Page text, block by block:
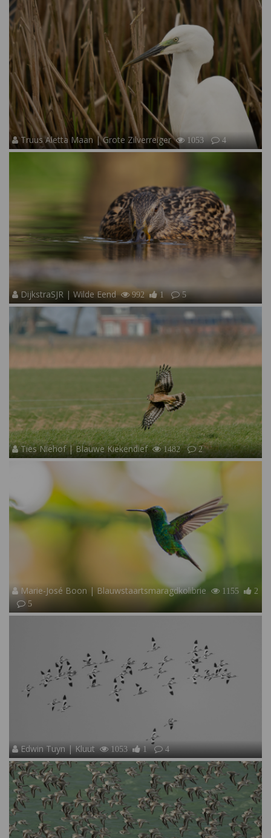
Truus Aletta Maan | Grote Zilverreiger 1053 4
DijkstraSJR | Wilde Eend 992 1 5
Ties Niehof | Blauwe Kiekendief 1482 2
Marie-José Boon | Blauwstaartsmaragdkolibrie 1155
2
5
Edwin Tuyn | Kluut 1053 1 4